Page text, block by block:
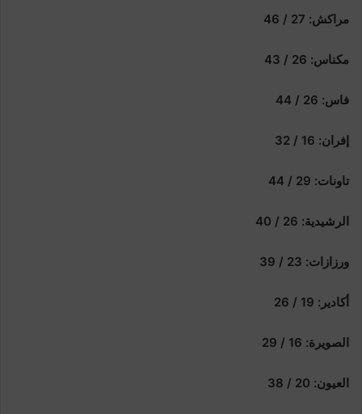
مراكش: 27 / 46
مكناس: 26 / 43
فاس: 26 / 44
إفران: 16 / 32
تاونات: 29 / 44
الرشيدية: 26 / 40
ورزازات: 23 / 39
أكادير: 19 / 26
الصويرة: 16 / 29
العيون: 20 / 38